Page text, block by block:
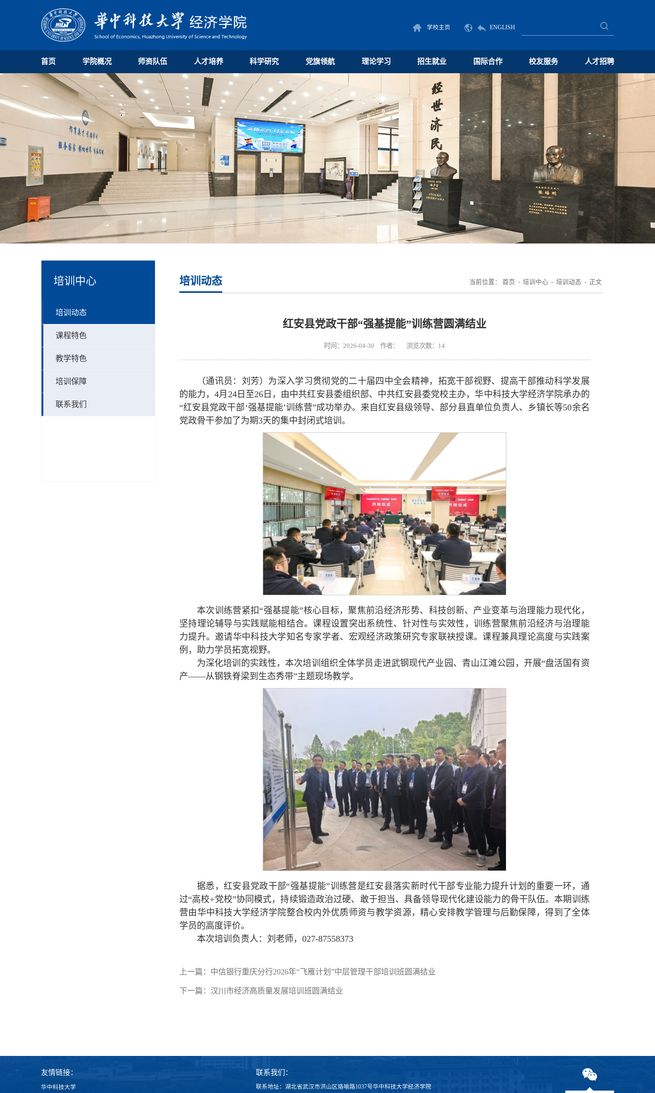
学校主页 ENGLISH
首页 学院概况 师资队伍 人才培养 科学研究 党旗领航 理论学习 招生就业 国际合作 校友服务 人才招聘
培训中心
培训动态
课程特色
教学特色
培训保障
联系我们
培训动态 当前位置： 首页 - 培训中心 - 培训动态 - 正文
红安县党政干部“强基提能”训练营圆满结业
时间：2026-04-30 作者： 浏览次数： 14
（通讯员：刘芳）为深入学习贯彻党的二十届四中全会精神，拓宽干部视野、提高干部推动科学发展
的能力，4月24日至26日，由中共红安县委组织部、中共红安县委党校主办，华中科技大学经济学院承办的
“红安县党政干部‘强基提能’训练营”成功举办。来自红安县级领导、部分县直单位负责人、乡镇长等50余名
党政骨干参加了为期3天的集中封闭式培训。
本次训练营紧扣“强基提能”核心目标，聚焦前沿经济形势、科技创新、产业变革与治理能力现代化，
坚持理论辅导与实践赋能相结合。课程设置突出系统性、针对性与实效性，训练营聚焦前沿经济与治理能
力提升。邀请华中科技大学知名专家学者、宏观经济政策研究专家联袂授课。课程兼具理论高度与实践案
例，助力学员拓宽视野。
为深化培训的实践性，本次培训组织全体学员走进武钢现代产业园、青山江滩公园，开展“盘活国有资
产——从钢铁脊梁到生态秀带”主题现场教学。
据悉，红安县党政干部“强基提能”训练营是红安县落实新时代干部专业能力提升计划的重要一环，通
过“高校+党校”协同模式，持续锻造政治过硬、敢于担当、具备领导现代化建设能力的骨干队伍。本期训练
营由华中科技大学经济学院整合校内外优质师资与教学资源，精心安排教学管理与后勤保障，得到了全体
学员的高度评价。
本次培训负责人：刘老师，027-87558373
上一篇： 中信银行重庆分行2026年“飞雁计划”中层管理干部培训班圆满结业
下一篇： 汉川市经济高质量发展培训班圆满结业
友情链接：
华中科技大学
联系我们：
联系地址：湖北省武汉市洪山区珞喻路1037号华中科技大学经济学院